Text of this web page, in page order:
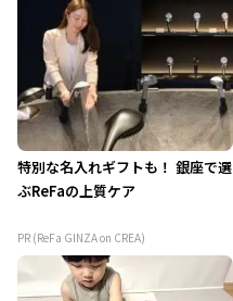
特別な名入れギフトも！ 銀座で選
ぶReFaの上質ケア
PR (ReFa GINZA on CREA)